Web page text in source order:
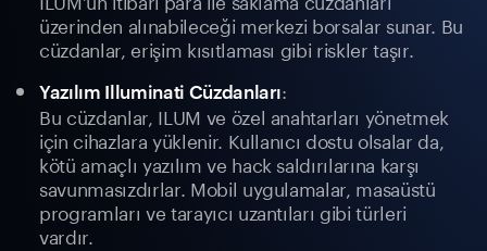
üzerinden alınabileceği merkezi borsalar sunar. Bu
cüzdanlar, erişim kısıtlaması gibi riskler taşır.
Yazılım Illuminati Cüzdanları:
Bu cüzdanlar, ILUM ve özel anahtarları yönetmek
için cihazlara yüklenir. Kullanıcı dostu olsalar da,
kötü amaçlı yazılım ve hack saldırılarına karşı
savunmasızdırlar. Mobil uygulamalar, masaüstü
programları ve tarayıcı uzantıları gibi türleri
vardır.